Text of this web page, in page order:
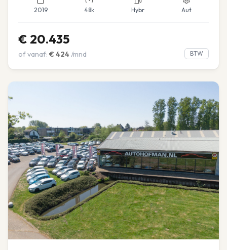
2019 48k Hybr Aut
€ 20.435
of vanaf: € 424 /mnd BTW